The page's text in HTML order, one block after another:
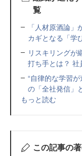
覧
「人材原酒論
カギとなる「学
リスキリングが
打ち手とは？
“自律的な学習
の「全社発信」
もっと読む
この記事の